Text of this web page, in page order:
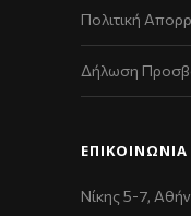
Πολιτική
Δήλωση
ΕΠΙΚΟΙΝΩΝΊΑ
Νίκης 5-7,